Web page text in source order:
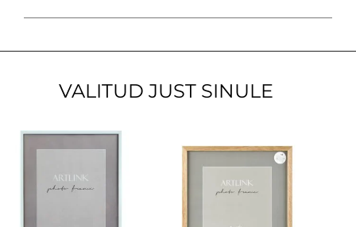
VALITUD JUST SINULE